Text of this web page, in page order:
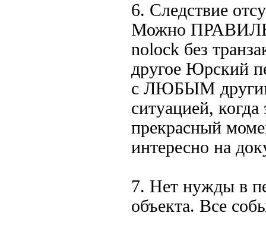
6. Следствие
Можно
nolock без
другое Юрский
с ЛЮБЫМ другим
ситуацией,
прекрасный
интересно на
7. Нет нужды в
объекта. Все